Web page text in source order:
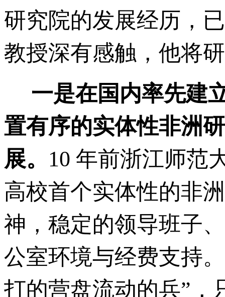
研究院的发展经历，
教授深有感触，他将
一是在国内率先建
置有序的实体性非洲
展。 10 年前浙江师范
高校首个实体性的非
神，稳定的领导班子
公室环境与经费支持
打的营盘流动的兵”，